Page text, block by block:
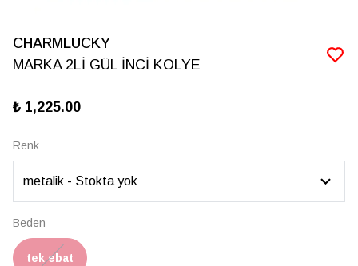
CHARMLUCKY
MARKA 2Lİ GÜL İNCİ KOLYE
₺ 1,225.00
Renk
Beden
tek ebat